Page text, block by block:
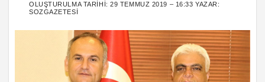
OLUŞTURULMA TARIHI:29 TEMMUZ 2019 – 16:33 YAZAR:
SOZGAZETESI